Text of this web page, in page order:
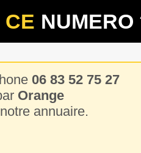
CE NUMERO
06 83 52 75 27
Orange
annuaire.